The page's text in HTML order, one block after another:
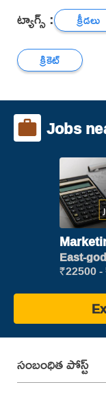
ట్యాగ్స్ : క్రీడలు
క్రికెట్
Jobs
East-
₹22500
సంబంధిత పోస్ట్